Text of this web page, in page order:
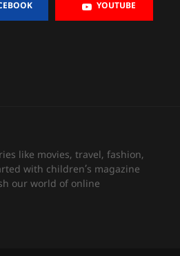
YOUTUBE
like movies, travel, fashion,
with children’s magazine
our world of online